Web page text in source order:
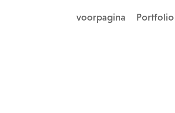
voorpagina Portfolio